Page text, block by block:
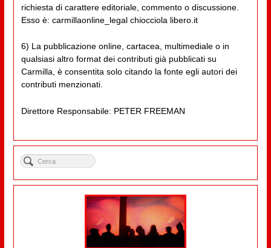
richiesta di carattere editoriale, commento o discussione.
Esso è: carmillaonline_legal chiocciola libero.it
6) La pubblicazione online, cartacea, multimediale o in
qualsiasi altro format dei contributi già pubblicati su
Carmilla, è consentita solo citando la fonte egli autori dei
contributi menzionati.
Direttore Responsabile: PETER FREEMAN